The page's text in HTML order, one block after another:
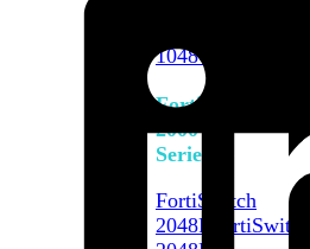
1048G
FortiSwitch
2000
Series
FortiSwitch
2048F
FortiSwitch